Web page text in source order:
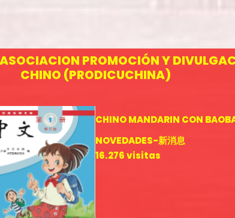
PROMOCIÓN Y
CHINO (PRODICUCHINA)
CHINO MANDARIN CON
NOVEDADES-新消息
16.276 visitas